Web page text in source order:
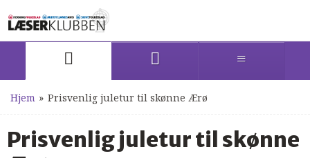
Hjem » Prisvenlig juletur til skønne Ærø
Prisvenlig juletur til skønne